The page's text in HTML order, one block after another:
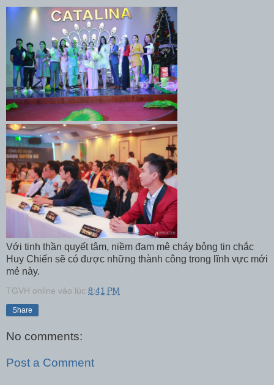
Với tinh thần quyết tâm, niềm đam mê cháy bỏng tin chắc
Huy Chiến sẽ có được những thành công trong lĩnh vực mới
mẻ này.
TGVH online vào lúc 8:41 PM
Share
No comments:
Post a Comment